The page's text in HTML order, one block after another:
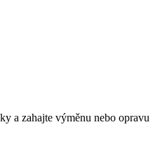
a zahajte výměnu nebo opravu